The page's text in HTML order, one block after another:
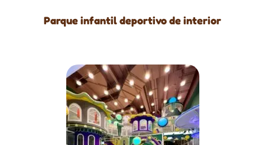
Parque infantil deportivo de interior